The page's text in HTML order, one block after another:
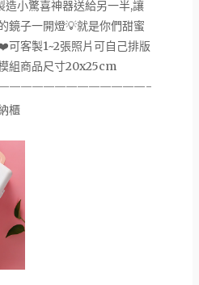
造小驚喜神器送給另一半,讓
鏡子一開燈💡就是你們甜蜜
可客製1~2張照片可自己排版
組商品尺寸20x25cm
櫃